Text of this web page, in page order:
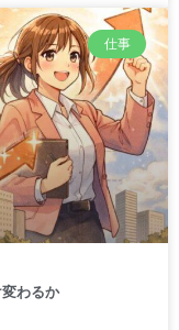
仕事
わるか